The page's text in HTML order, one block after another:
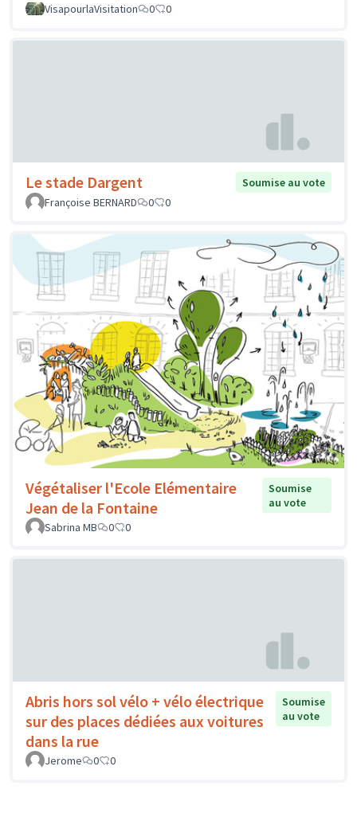
VisapourlaVisitation
0 0
Le stade Dargent
Soumise au vote
Françoise BERNARD
0 0
Végétaliser l'Ecole Elémentaire
Jean de la Fontaine
Soumise
au vote
Sabrina MB
0 0
Abris hors sol vélo + vélo électrique
sur des places dédiées aux voitures
dans la rue
Soumise
au vote
Jerome 0 0